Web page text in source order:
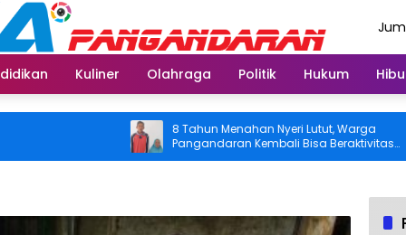
Kuliner Olahraga Politik Hukum
8 Tahun Menahan Nyeri Lutut, Warga
Pangandaran Kembali Bisa Beraktivitas
Usai Operasi Gratis Ditanggung BPJS